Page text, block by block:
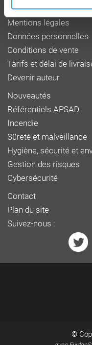
Qui sommes-nous
Mentions légales
Données personnelles
Conditions de vente
Tarifs et délai de
Devenir auteur
Nouveautés
Référentiels APSAD
Incendie
Sûreté et malveillance
Hygiène, sécurité et
Gestion des risques
Cybersécurité
Contact
Plan du site
Suivez-nous :
©